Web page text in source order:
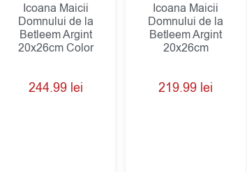
Icoana Maicii
Domnului de la
Betleem Argint
20x26cm Color
244.99 lei
Icoana Maicii
Domnului de la
Betleem Argint
20x26cm
219.99 lei